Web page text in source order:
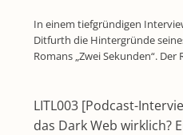
In einem tiefgründigen
Ditfurth die Hintergründe
Romans „Zwei Sekunden“. Der
LITL003 [Podcast-
das Dark Web wirklich?